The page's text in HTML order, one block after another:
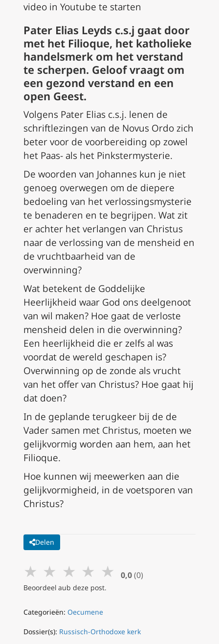
video in Youtube te starten
Pater Elias Leyds c.s.j gaat door
met het Filioque, het katholieke
handelsmerk om het verstand
te scherpen. Geloof vraagt om
een gezond verstand en een
open Geest.
Volgens Pater Elias c.s.j. lenen de
schriftlezingen van de Novus Ordo zich
beter voor de voorbereiding op zowel
het Paas- als het Pinkstermysterie.
De woorden van Johannes kun je niet
genoeg overwegen om de diepere
bedoeling van het verlossingsmysterie
te benaderen en te begrijpen. Wat zit
er achter het verlangen van Christus
naar de verlossing van de mensheid en
de vruchtbaarheid van de
overwinning?
Wat betekent de Goddelijke
Heerlijkheid waar God ons deelgenoot
van wil maken? Hoe gaat de verloste
mensheid delen in die overwinning?
Een heerlijkheid die er zelfs al was
voordat de wereld geschapen is?
Overwinning op de zonde als vrucht
van het offer van Christus? Hoe gaat hij
dat doen?
In de geplande terugkeer bij de de
Vader samen met Christus, moeten we
gelijkvormig worden aan hem, aan het
Filioque.
Hoe kunnen wij meewerken aan die
gelijkvormigheid, in de voetsporen van
Christus?
Delen
★ ★ ★ ★ ★ 0,0 (0)
Beoordeel aub deze post.
Categorieën: Oecumene
Dossier(s): Russisch-Orthodoxe kerk